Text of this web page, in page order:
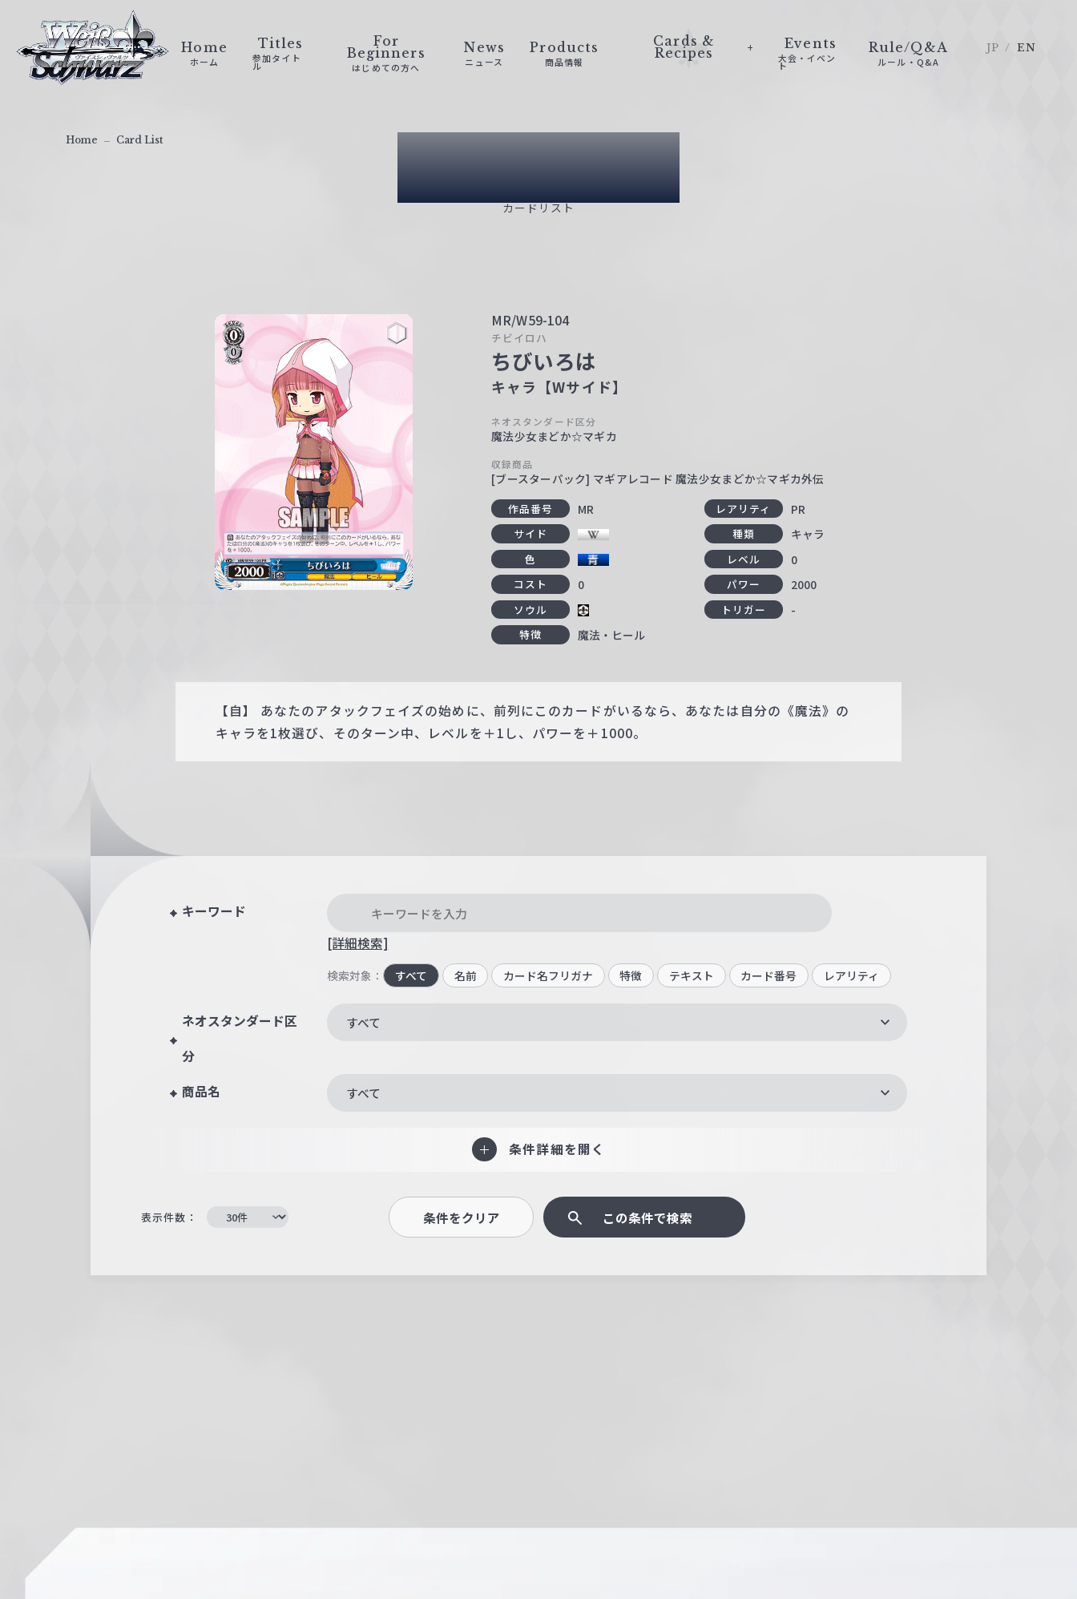
ァ
Home
ホーム
Titles
参加タイト
ル
For
Beginners
はじめての方へ
News
ニュース
Products
商品情報
Cards &
Recipes
Events
大会・イベン
ト
Rule/Q&A
ルール・Q&A
JP EN
Card List
カードリスト
Home Card List
MR/W59-104
チビイロハ
ちびいろは
キャラ【Wサイド】
ネオスタンダード区分
魔法少女まどか☆マギカ
収録商品
[ブースターパック] マギアレコード 魔法少女まどか☆マギカ外伝
作品番号 MR レアリティ PR
サイド 種類 キャラ
色 レベル 0
コスト 0 パワー 2000
ソウル トリガー -
特徴 魔法・ヒール
【自】 あなたのアタックフェイズの始めに、前列にこのカードがいるなら、あなたは自分の《魔法》の
キャラを1枚選び、そのターン中、レベルを＋1し、パワーを＋1000。
キーワード
[詳細検索]
検索対象： すべて 名前 カード名フリガナ 特徴 テキスト カード番号 レアリティ
ネオスタンダード区
分
すべて
商品名 すべて
条件詳細を開く
表示件数： 条件をクリア この条件で検索